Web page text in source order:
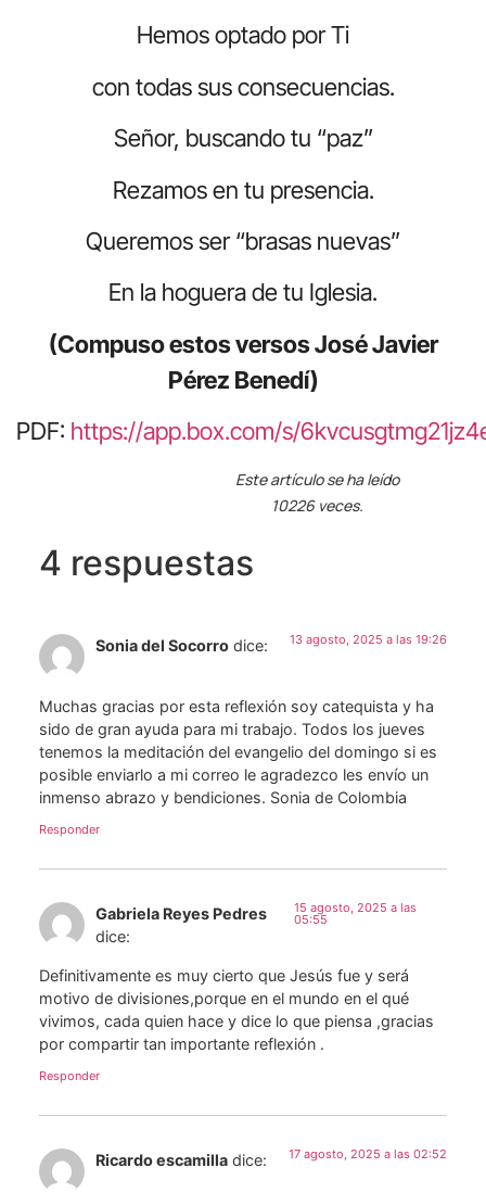
Hemos optado por Ti
con todas sus consecuencias.
Señor, buscando tu “paz”
Rezamos en tu presencia.
Queremos ser “brasas nuevas”
En la hoguera de tu Iglesia.
(Compuso estos versos José Javier
Pérez Benedí)
PDF: https://app.box.com/s/
Este artículo se ha leído
10226 veces.
4 respuestas
Sonia del Socorro dice: 13 agosto, 2025 a las 19:26
Muchas gracias por esta reflexión soy catequista y ha
sido de gran ayuda para mi trabajo. Todos los jueves
tenemos la meditación del evangelio del domingo si es
posible enviarlo a mi correo le agradezco les envío un
inmenso abrazo y bendiciones. Sonia de Colombia
Responder
Gabriela Reyes Pedres
dice:
15 agosto, 2025 a las
05:55
Definitivamente es muy cierto que Jesús fue y será
motivo de divisiones,porque en el mundo en el qué
vivimos, cada quien hace y dice lo que piensa ,gracias
por compartir tan importante reflexión .
Responder
Ricardo escamilla dice: 17 agosto, 2025 a las 02:52